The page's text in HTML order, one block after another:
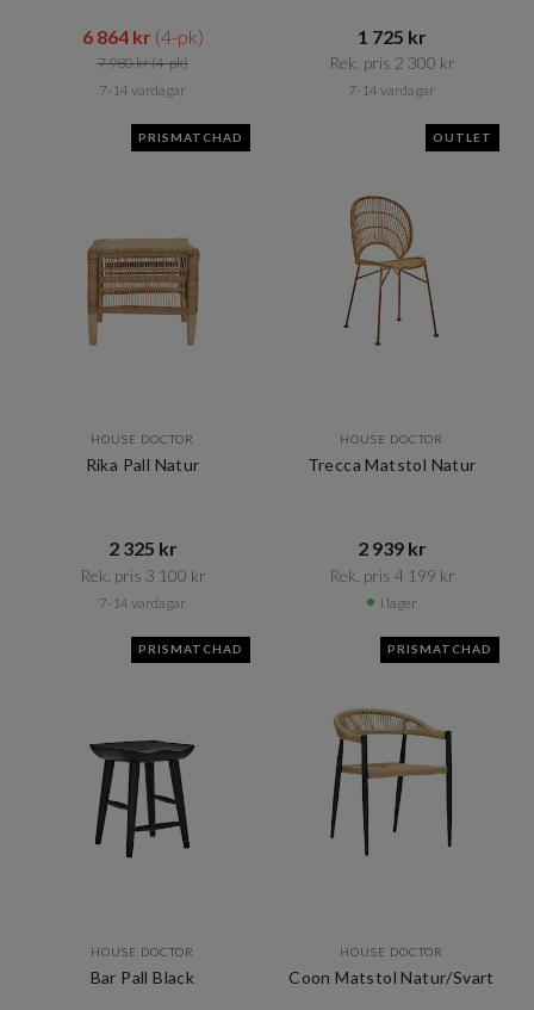
6 864 kr​​ (4-pk)
7 980 kr​​(4-pk)
7-14 vardagar
1 725 kr​​
Rek. pris 2 300 kr​​
7-14 vardagar
PRISMATCHAD
HOUSE DOCTOR
Rika Pall Natur
2 325 kr​​
Rek. pris 3 100 kr​​
7-14 vardagar
OUTLET
HOUSE DOCTOR
Trecca Matstol Natur
2 939 kr​​
Rek. pris 4 199 kr​​
I lager
PRISMATCHAD
HOUSE DOCTOR
Bar Pall Black
PRISMATCHAD
HOUSE DOCTOR
Coon Matstol Natur/Svart